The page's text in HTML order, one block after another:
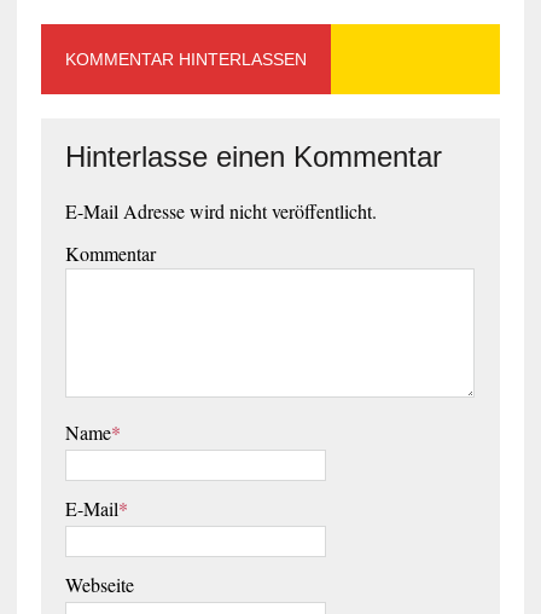
KOMMENTAR HINTERLASSEN
Hinterlasse einen Kommentar
E-Mail Adresse wird nicht veröffentlicht.
Kommentar
Name*
E-Mail*
Webseite